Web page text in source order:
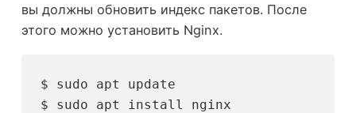
вы должны обновить индекс пакетов. После
этого можно установить Nginx.
$ sudo apt update
$ sudo apt install nginx